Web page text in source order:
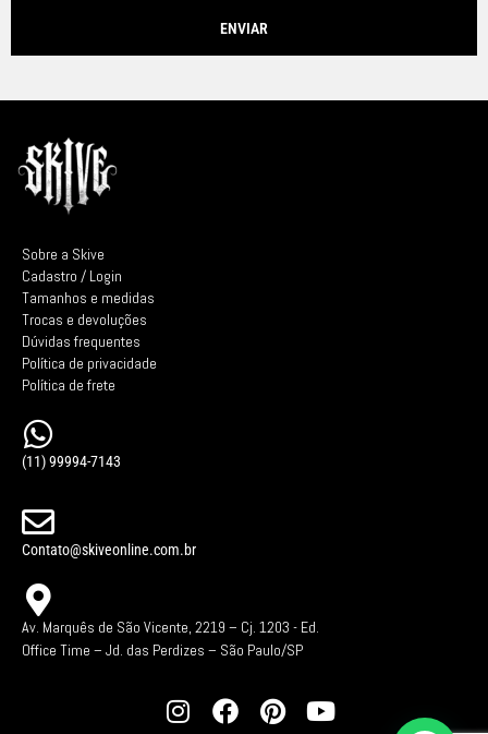
Sobre a Skive
Cadastro / Login
Tamanhos e medidas
Trocas e devoluções
Dúvidas frequentes
Política de privacidade
Política de frete
(11) 99994-7143
Contato@skiveonline.com.br
Av. Marquês de São Vicente, 2219 – Cj. 1203 - Ed.
Office Time – Jd. das Perdizes – São Paulo/SP